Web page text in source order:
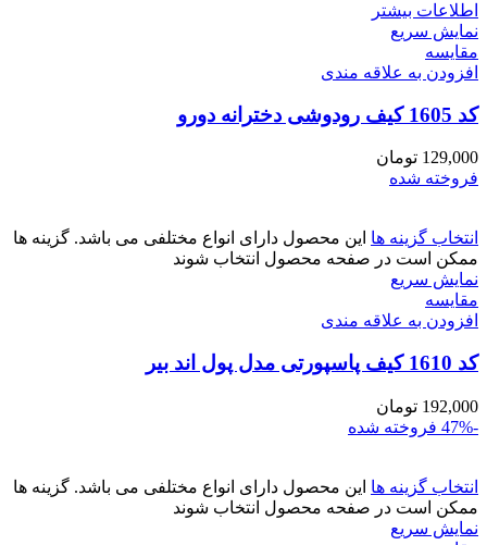
اطلاعات بیشتر
نمایش سریع
مقايسه
افزودن به علاقه مندی
کد 1605 کیف رودوشی دخترانه دورو
129,000 تومان
فروخته شده
انتخاب گزینه ها این محصول دارای انواع مختلفی می باشد. گزینه ها
ممکن است در صفحه محصول انتخاب شوند
نمایش سریع
مقايسه
افزودن به علاقه مندی
کد 1610 کیف پاسپورتی مدل پول اند بیر
192,000 تومان
-47%
فروخته شده
انتخاب گزینه ها این محصول دارای انواع مختلفی می باشد. گزینه ها
ممکن است در صفحه محصول انتخاب شوند
نمایش سریع